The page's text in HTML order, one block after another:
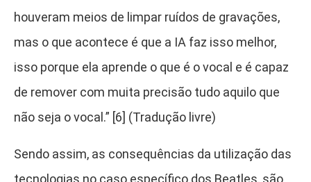
houveram meios de limpar ruídos de gravações,
mas o que acontece é que a IA faz isso melhor,
isso porque ela aprende o que é o vocal e é capaz
de remover com muita precisão tudo aquilo que
não seja o vocal.” [6] (Tradução livre)
Sendo assim, as consequências da utilização das
tecnologias no caso específico dos Beatles, são